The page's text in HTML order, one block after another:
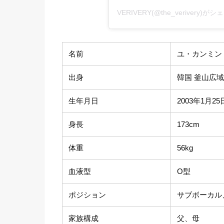
VERIVERY(@the_verivery)がシ
名前 ユ・カンミン
出身 韓国 釜山広
生年月日 2003年1月25
身長 173cm
体重 56kg
血液型 О型
ポジション サブボーカ
家族構成 父、母